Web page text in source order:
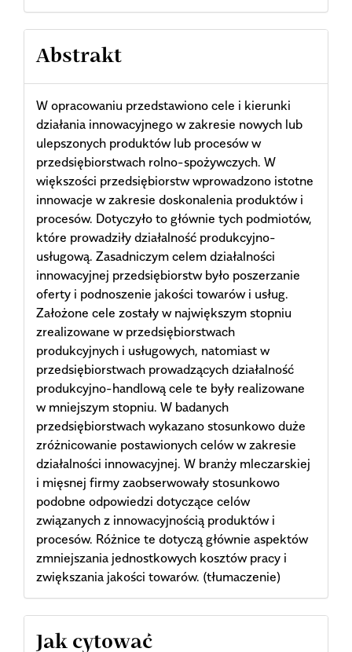
Abstrakt
W opracowaniu przedstawiono cele i kierunki
działania innowacyjnego w zakresie nowych lub
ulepszonych produktów lub procesów w
przedsiębiorstwach rolno-spożywczych. W
większości przedsiębiorstw wprowadzono istotne
innowacje w zakresie doskonalenia produktów i
procesów. Dotyczyło to głównie tych podmiotów,
które prowadziły działalność produkcyjno-
usługową. Zasadniczym celem działalności
innowacyjnej przedsiębiorstw było poszerzanie
oferty i podnoszenie jakości towarów i usług.
Założone cele zostały w największym stopniu
zrealizowane w przedsiębiorstwach
produkcyjnych i usługowych, natomiast w
przedsiębiorstwach prowadzących działalność
produkcyjno-handlową cele te były realizowane
w mniejszym stopniu. W badanych
przedsiębiorstwach wykazano stosunkowo duże
zróżnicowanie postawionych celów w zakresie
działalności innowacyjnej. W branży mleczarskiej
i mięsnej firmy zaobserwowały stosunkowo
podobne odpowiedzi dotyczące celów
związanych z innowacyjnością produktów i
procesów. Różnice te dotyczą głównie aspektów
zmniejszania jednostkowych kosztów pracy i
zwiększania jakości towarów. (tłumaczenie)
Article
Jak cytować